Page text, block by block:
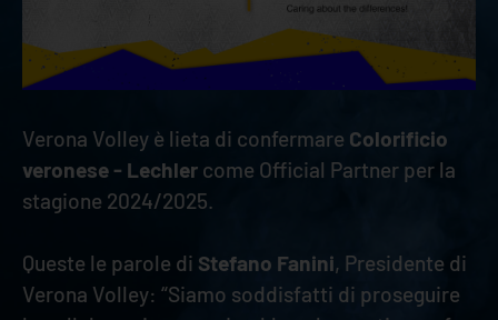
Verona Volley è lieta di confermare Colorificio
veronese - Lechler come Official Partner per la
stagione 2024/2025.
Queste le parole di Stefano Fanini, Presidente di
Verona Volley: “Siamo soddisfatti di proseguire